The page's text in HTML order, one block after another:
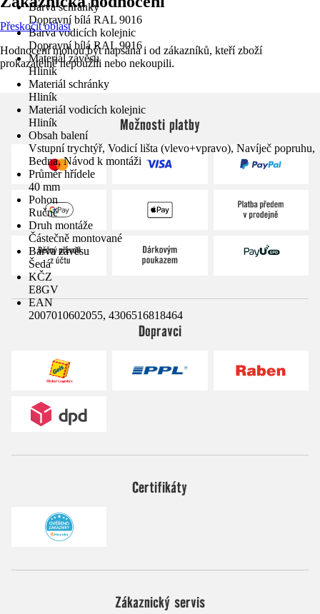
Barva schránky
Dopravní bílá RAL 9016
Barva vodicích kolejnic
Dopravní bílá RAL 9016
Materiál závěsu
Hliník
Materiál schránky
Hliník
Materiál vodicích kolejnic
Hliník
Obsah balení
Vstupní trychtýř, Vodicí lišta (vlevo+vpravo), Navíječ popruhu,
Bedna, Návod k montáži
Průměr hřídele
40 mm
Pohon
Ručně
Druh montáže
Částečně montované
Barva závěsu
Šedá
KČZ
E8GV
EAN
2007010602055, 4306516818464
Přeskočit oblast
Hodnocení mohou být napsána i od zákazníků, kteří zboží
prokazatelně nepoužili nebo nekoupili.
Možnosti platby
Dopravci
Certifikáty
Zákaznický servis